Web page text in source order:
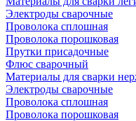
Электроды сварочные
Проволока сплошная
Проволока порошковая
Прутки присадочные
Флюс сварочный
Материалы для сварки
Электроды сварочные
Проволока сплошная
Проволока порошковая